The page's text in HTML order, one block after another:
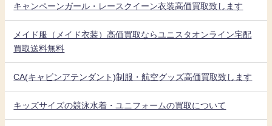
キャンペーンガール・レースクイーン衣装高価買取致します
メイド服（メイド衣装）高価買取ならユニスタオンライン宅配
買取送料無料
CA(キャビンアテンダント)制服・航空グッズ高価買取致します
キッズサイズの競泳水着・ユニフォームの買取について